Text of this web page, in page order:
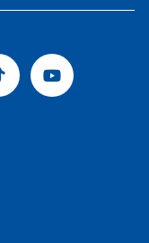
Tiktok Youtube